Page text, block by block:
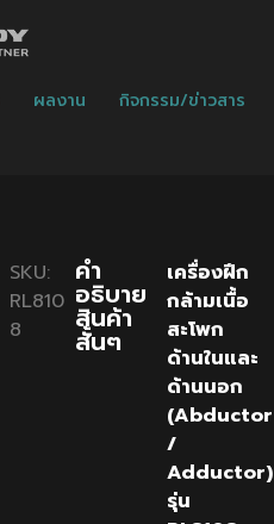
ผลงาน กิจกรรม/ข่าวสาร
SKU:
RL810
8
คํา
อธิบาย
สินค้า
สั้นๆ
เครื่องฝึก
กล้ามเนื้อ
สะโพก
ด้านในและ
ด้านนอก
(Abductor
/
Adductor)
รุ่น